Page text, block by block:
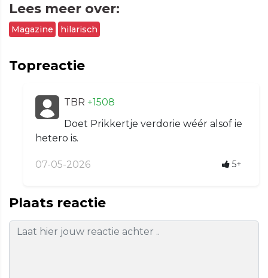
Lees meer over:
Magazine hilarisch
Topreactie
TBR +1508
Doet Prikkertje verdorie wéér alsof ie
hetero is.
07-05-2026 5+
Plaats reactie